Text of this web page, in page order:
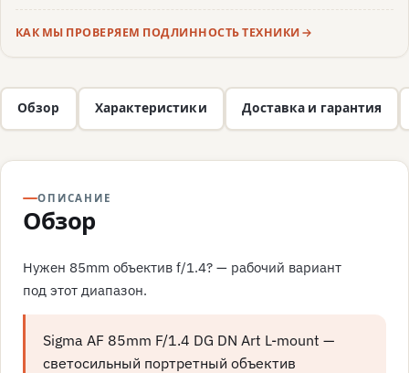
КАК МЫ ПРОВЕРЯЕМ ПОДЛИННОСТЬ ТЕХНИКИ
Обзор Характеристики Доставка и гарантия
ОПИСАНИЕ
Обзор
Нужен 85mm объектив f/1.4? — рабочий вариант
под этот диапазон.
Sigma AF 85mm F/1.4 DG DN Art L-mount —
светосильный портретный объектив